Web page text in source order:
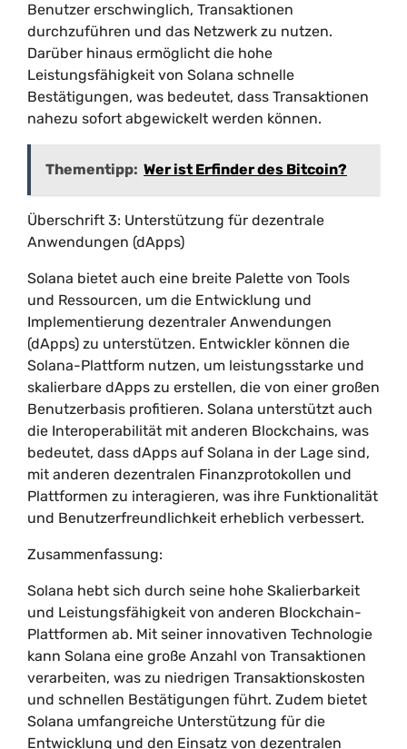
Benutzer erschwinglich, Transaktionen
durchzuführen und das Netzwerk zu nutzen.
Darüber hinaus ermöglicht die hohe
Leistungsfähigkeit von Solana schnelle
Bestätigungen, was bedeutet, dass Transaktionen
nahezu sofort abgewickelt werden können.
Thementipp: Wer ist Erfinder des Bitcoin?
Überschrift 3: Unterstützung für dezentrale
Anwendungen (dApps)
Solana bietet auch eine breite Palette von Tools
und Ressourcen, um die Entwicklung und
Implementierung dezentraler Anwendungen
(dApps) zu unterstützen. Entwickler können die
Solana-Plattform nutzen, um leistungsstarke und
skalierbare dApps zu erstellen, die von einer großen
Benutzerbasis profitieren. Solana unterstützt auch
die Interoperabilität mit anderen Blockchains, was
bedeutet, dass dApps auf Solana in der Lage sind,
mit anderen dezentralen Finanzprotokollen und
Plattformen zu interagieren, was ihre Funktionalität
und Benutzerfreundlichkeit erheblich verbessert.
Zusammenfassung:
Solana hebt sich durch seine hohe Skalierbarkeit
und Leistungsfähigkeit von anderen Blockchain-
Plattformen ab. Mit seiner innovativen Technologie
kann Solana eine große Anzahl von Transaktionen
verarbeiten, was zu niedrigen Transaktionskosten
und schnellen Bestätigungen führt. Zudem bietet
Solana umfangreiche Unterstützung für die
Entwicklung und den Einsatz von dezentralen